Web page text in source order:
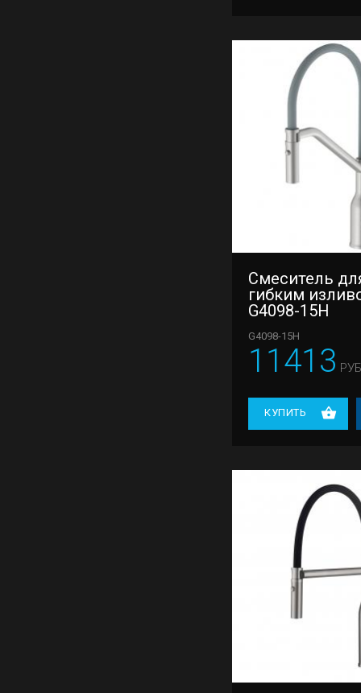
Смеситель
гибким
G4098-15H
G4098-15H
11413
КУПИТЬ